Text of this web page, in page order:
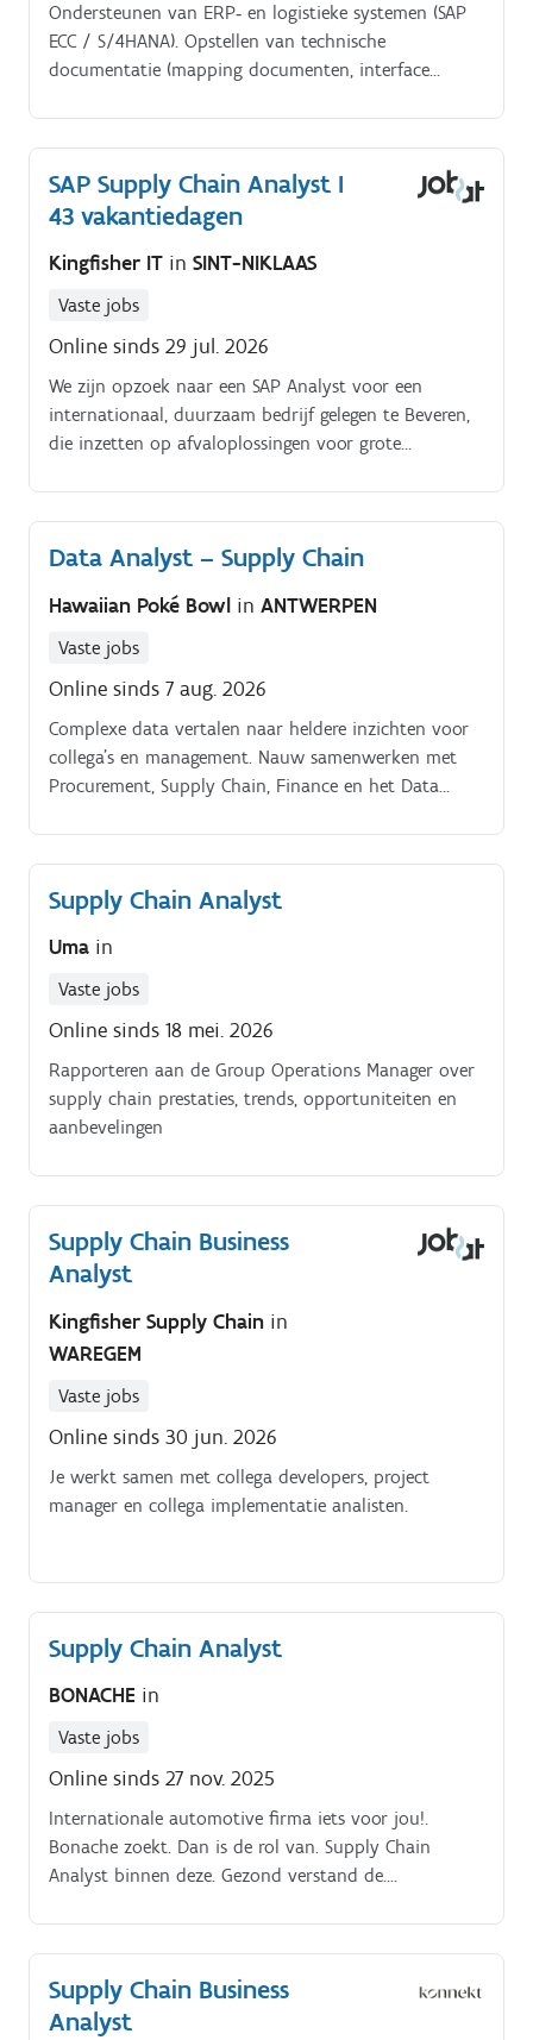
Ondersteunen van ERP‑ en logistieke systemen (SAP
ECC / S/4HANA). Opstellen van technische
documentatie (mapping documenten, interface
SAP Supply Chain Analyst I
43 vakantiedagen
Kingfisher IT in SINT-NIKLAAS
Vaste jobs
Online sinds 29 jul. 2026
We zijn opzoek naar een SAP Analyst voor een
internationaal, duurzaam bedrijf gelegen te Beveren,
die inzetten op afvaloplossingen voor grote
en productiviteit hoogtechnologische systemen
voorzien voor hernieuwbare energie en materialen.
Data Analyst – Supply Chain
Hawaiian Poké Bowl in ANTWERPEN
Vaste jobs
Online sinds 7 aug. 2026
Complexe data vertalen naar heldere inzichten voor
collega's en management. Nauw samenwerken met
Procurement, Supply Chain, Finance en het Data
Supply Chain Analyst
Uma in
Vaste jobs
Online sinds 18 mei. 2026
Rapporteren aan de Group Operations Manager over
supply chain prestaties, trends, opportuniteiten en
aanbevelingen
Supply Chain Business
Analyst
Kingfisher Supply Chain in
WAREGEM
Vaste jobs
Online sinds 30 jun. 2026
Je werkt samen met collega developers, project
manager en collega implementatie analisten.
Supply Chain Analyst
BONACHE in
Vaste jobs
Online sinds 27 nov. 2025
Internationale automotive firma iets voor jou!.
Bonache zoekt. Dan is de rol van. Supply Chain
Analyst binnen deze. Gezond verstand de.
Supply Chain Business
Analyst